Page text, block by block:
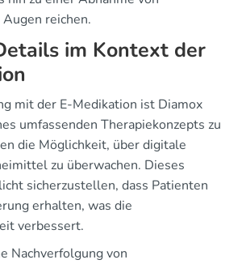
reichen.
im Kontext der
mit der E-Medikation ist Diamox
umfassenden Therapiekonzepts zu
die Möglichkeit, über digitale
zu überwachen. Dieses
sicherzustellen, dass Patienten
erhalten, was die
verbessert.
Nachverfolgung von